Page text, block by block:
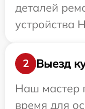
деталей
устройства
2
Выезд
Наш мастер
время для